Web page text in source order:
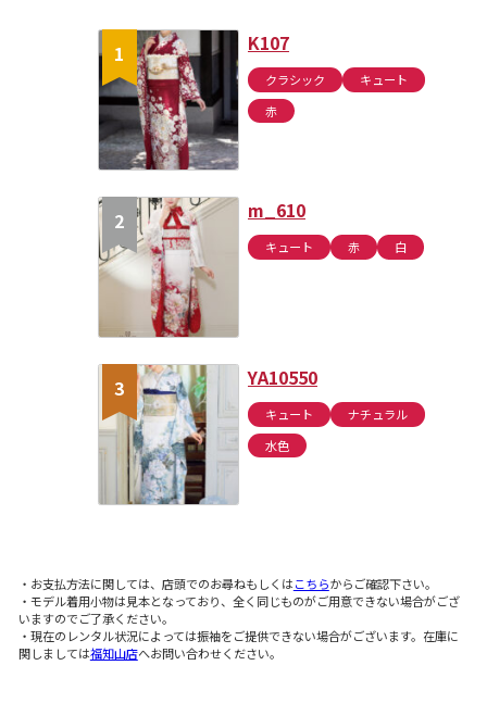
K107
クラシック
キュート
赤
m_610
キュート 赤 白
YA10550
キュート
ナチュラル
水色
・お支払方法に関しては、店頭でのお尋ねもしくはこちらからご確認下さい。
・モデル着用小物は見本となっており、全く同じものがご用意できない場合がござ
いますのでご了承ください。
・現在のレンタル状況によっては振袖をご提供できない場合がございます。在庫に
関しましては福知山店へお問い合わせください。